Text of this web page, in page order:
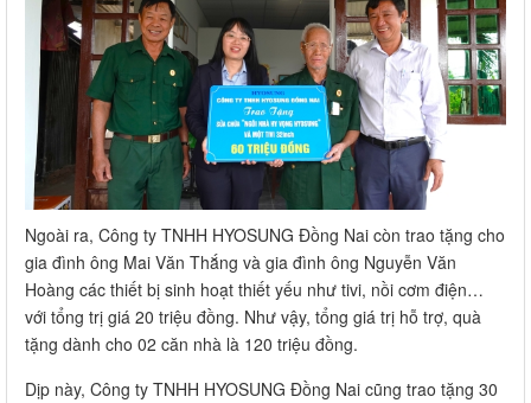
Ngoài ra, Công ty TNHH HYOSUNG Đồng Nai còn trao tặng cho
gia đình ông Mai Văn Thắng và gia đình ông Nguyễn Văn
Hoàng các thiết bị sinh hoạt thiết yếu như tivi, nồi cơm điện…
với tổng trị giá 20 triệu đồng. Như vậy, tổng giá trị hỗ trợ, quà
tặng dành cho 02 căn nhà là 120 triệu đồng.
Dịp này, Công ty TNHH HYOSUNG Đồng Nai cũng trao tặng 30